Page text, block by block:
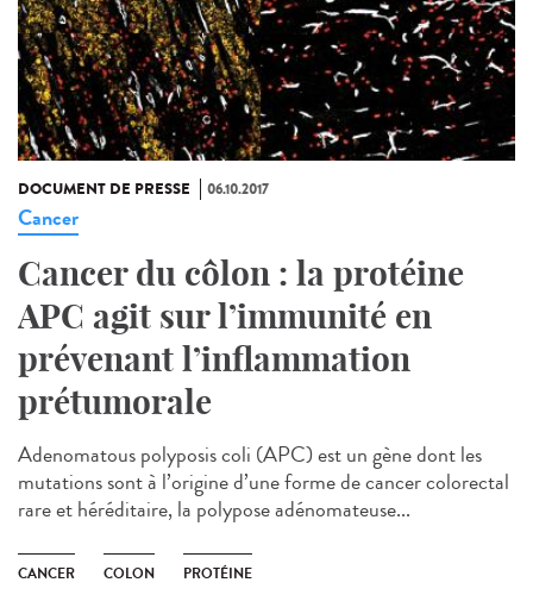
DOCUMENT DE PRESSE 06.10.2017
Cancer
Cancer du côlon : la protéine
APC agit sur l’immunité en
prévenant l’inflammation
prétumorale
Adenomatous polyposis coli (APC) est un gène dont les
mutations sont à l’origine d’une forme de cancer colorectal
rare et héréditaire, la polypose adénomateuse...
CANCER COLON PROTÉINE